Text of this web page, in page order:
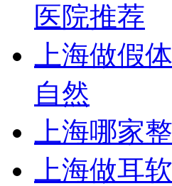
医院推荐
上海做假
自然
上海哪家
上海做耳